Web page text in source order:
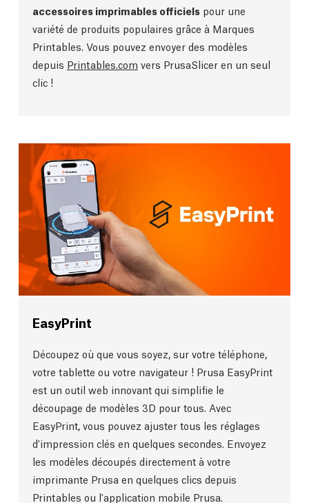
accessoires imprimables officiels pour une
variété de produits populaires grâce à Marques
Printables. Vous pouvez envoyer des modèles
depuis Printables.com vers PrusaSlicer en un seul
clic !
EasyPrint
Découpez où que vous soyez, sur votre téléphone,
votre tablette ou votre navigateur ! Prusa EasyPrint
est un outil web innovant qui simplifie le
découpage de modèles 3D pour tous. Avec
EasyPrint, vous pouvez ajuster tous les réglages
d'impression clés en quelques secondes. Envoyez
les modèles découpés directement à votre
imprimante Prusa en quelques clics depuis
Printables ou l'application mobile Prusa.